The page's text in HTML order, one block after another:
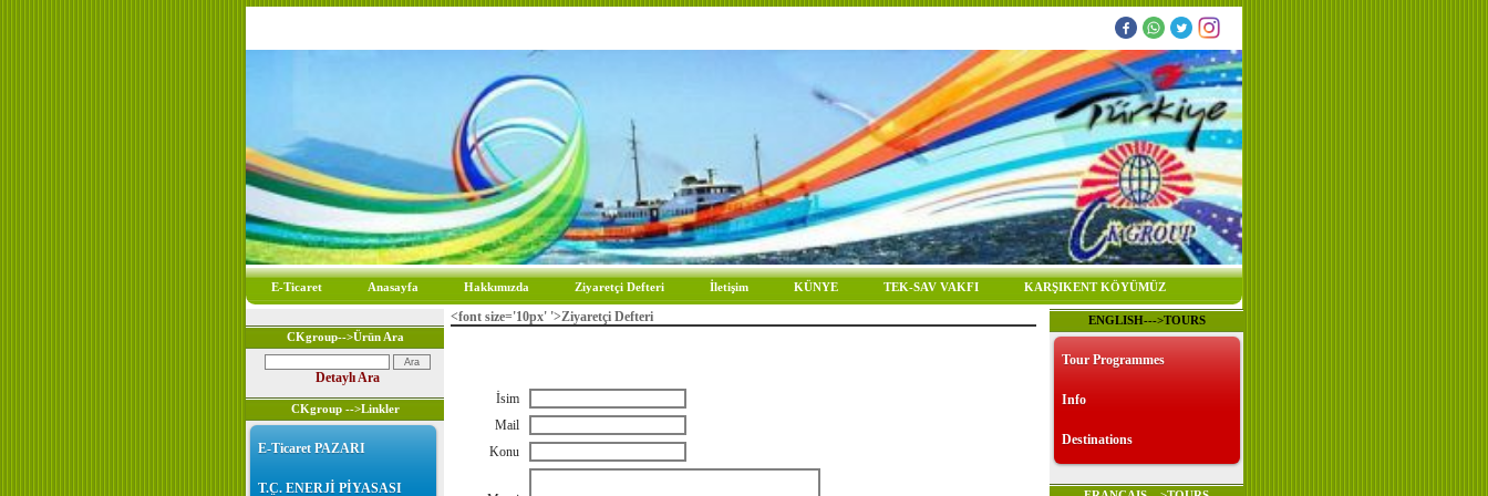
E-Ticaret Anasayfa Hakkımızda Ziyaretçi Defteri İletişim KÜNYE TEK-SAV VAKFI KARŞIKENT KÖYÜMÜZ
CKgroup-->Ürün Ara
Detaylı Ara
CKgroup -->Linkler
E-Ticaret PAZARI
T.C. ENERJİ PİYASASI
<font size='10px' '>Ziyaretçi Defteri
İsim
Mail
Konu
ENGLISH--->TOURS
Tour Programmes
Info
Destinations